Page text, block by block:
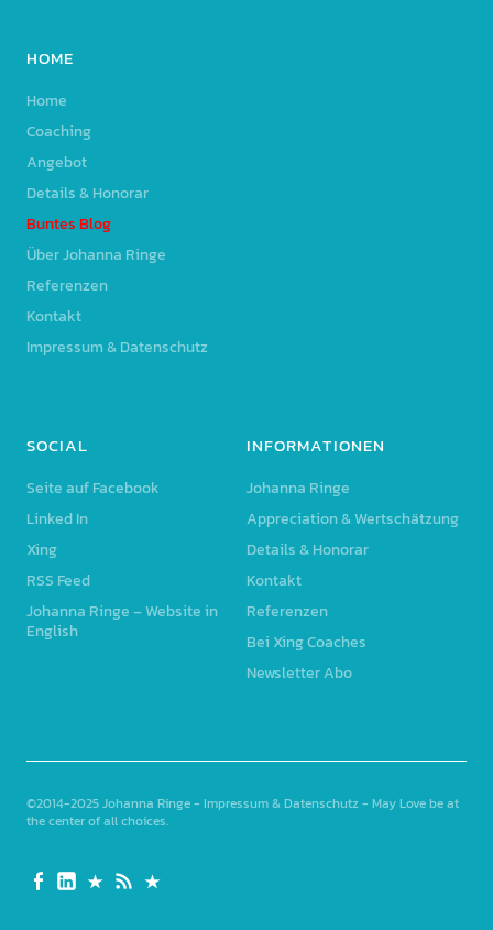
HOME
Home
Coaching
Angebot
Details & Honorar
Buntes Blog
Über Johanna Ringe
Referenzen
Kontakt
Impressum & Datenschutz
SOCIAL
Seite auf Facebook
Linked In
Xing
RSS Feed
Johanna Ringe – Website in
English
INFORMATIONEN
Johanna Ringe
Appreciation & Wertschätzung
Details & Honorar
Kontakt
Referenzen
Bei Xing Coaches
Newsletter Abo
©2014-2025Johanna Ringe- Impressum & Datenschutz- May Love be at
the center of all choices